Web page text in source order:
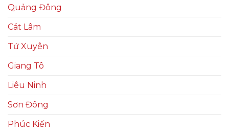
Quảng Đông
Cát Lâm
Tứ Xuyên
Giang Tô
Liêu Ninh
Sơn Đông
Phúc Kiến